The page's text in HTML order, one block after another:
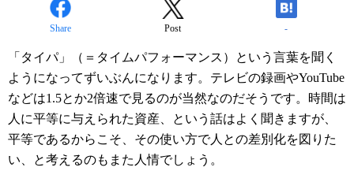
Share Post -
「タイパ」（＝タイムパフォーマンス）という言葉を聞く
ようになってずいぶんになります。テレビの録画やYouTube
などは1.5とか2倍速で見るのが当然なのだそうです。時間は
人に平等に与えられた資産、という話はよく聞きますが、
平等であるからこそ、その使い方で人との差別化を図りた
い、と考えるのもまた人情でしょう。